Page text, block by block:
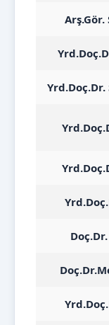
Arş.Gör.
Yrd.Doç.Dr.